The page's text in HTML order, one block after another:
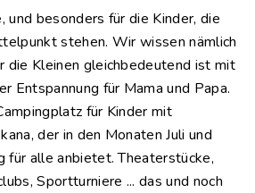
und besonders für die Kinder, die
stehen. Wir wissen nämlich
die Kleinen gleichbedeutend ist mit
Entspannung für Mama und Papa.
für Kinder mit
der in den Monaten Juli und
für alle anbietet. Theaterstücke,
Sportturniere ... das und noch